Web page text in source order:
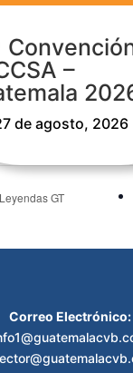
–
de agosto, 2026
GT
Correo Electrónico: